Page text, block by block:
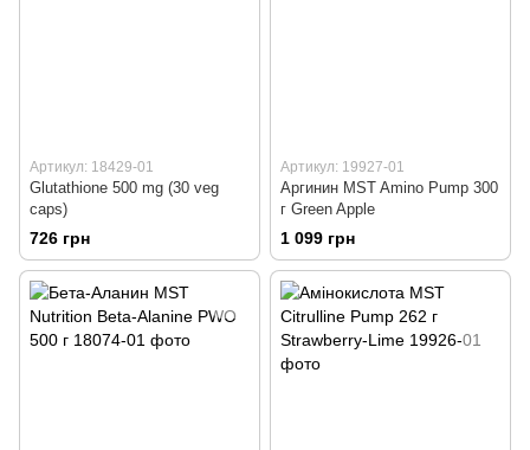
Артикул: 18429-01
Glutathione 500 mg (30 veg
caps)
726 грн
Артикул: 19927-01
Аргинин MST Amino Pump 300
г Green Apple
1 099 грн